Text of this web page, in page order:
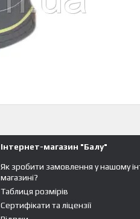
Інтернет-магазин "Балу"
Як зробити замовлення у нашому
магазині?
Таблиця розмірів
Сертифікати та ліцензії